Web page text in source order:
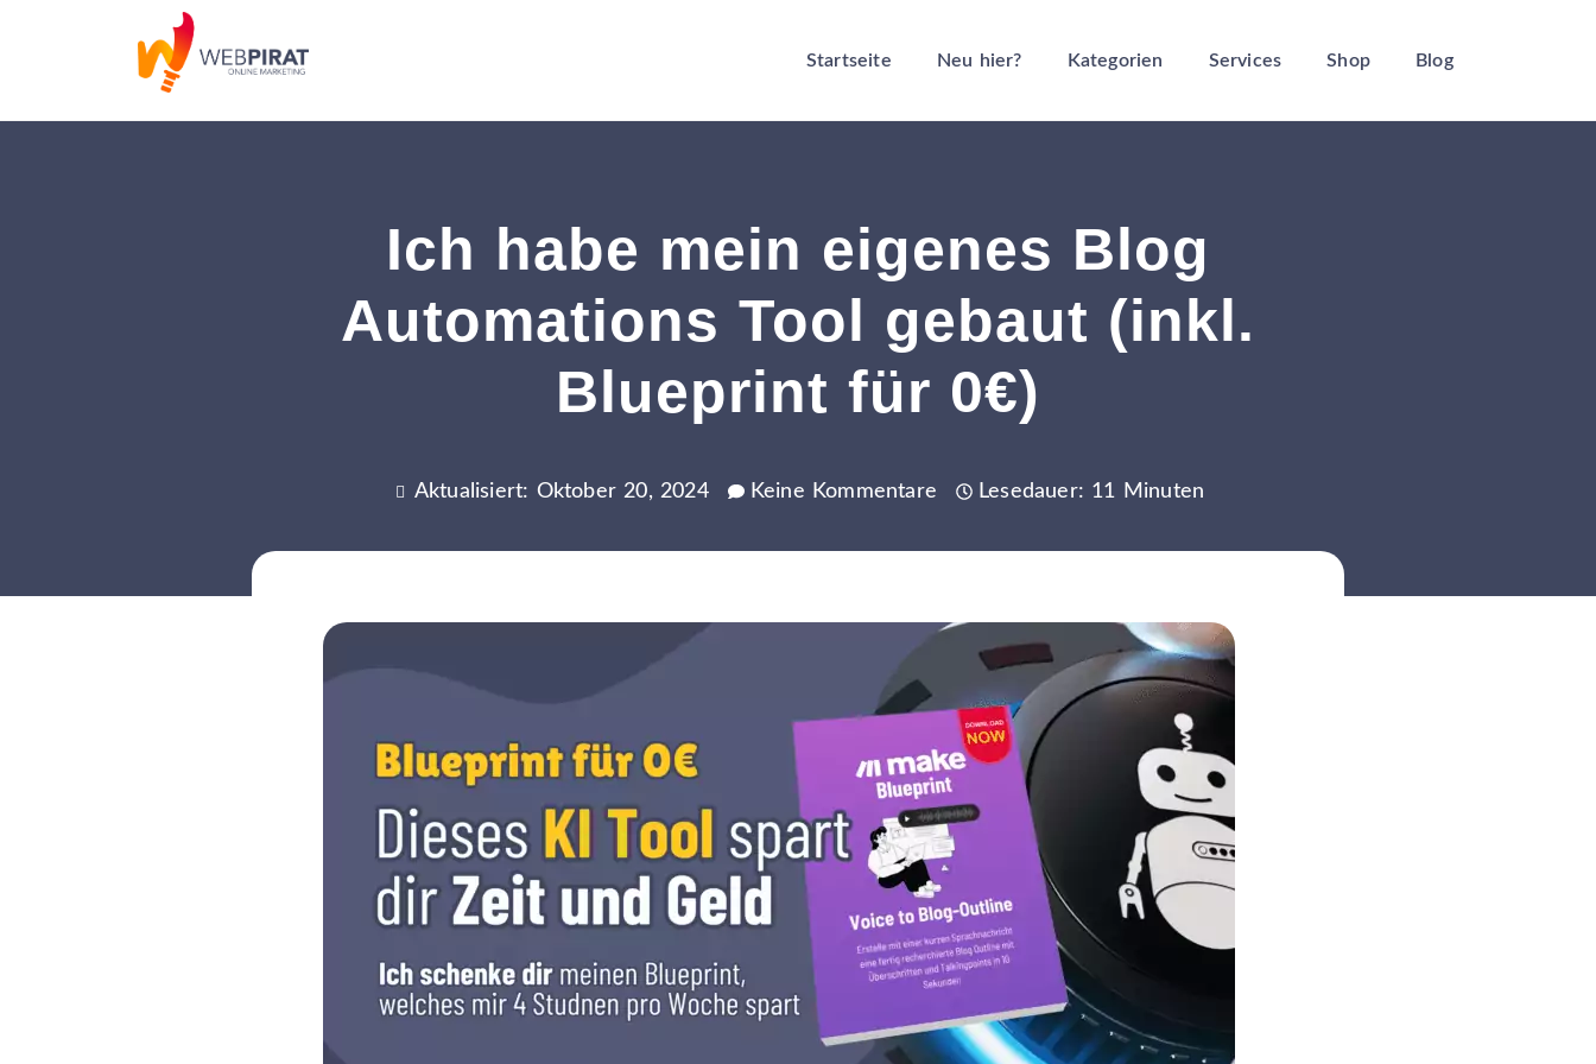
Startseite Neu hier? Kategorien Services Shop Blog
Ich habe mein eigenes Blog
Automations Tool gebaut (inkl.
Blueprint für 0€)
Aktualisiert: Oktober 20, 2024 Keine Kommentare Lesedauer: 11 Minuten